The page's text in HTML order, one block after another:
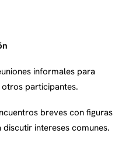
informales para
participantes.
breves con figuras
intereses comunes.